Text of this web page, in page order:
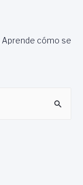
Aprende cómo se